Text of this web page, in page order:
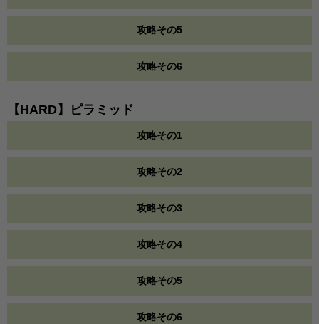
攻略その5
攻略その6
【HARD】ピラミッド
攻略その1
攻略その2
攻略その3
攻略その4
攻略その5
攻略その6